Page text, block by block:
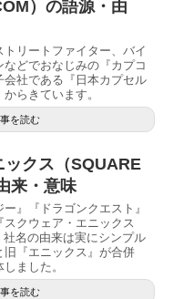
）の語源・由
リートファイター、バイ
どでおなじみの『カプコ
会社である『日本カプセル
らきています。
を読む
ックス（SQUARE
来・意味
』『ドラゴンクエスト』
クウェア・エニックス
社名の由来は実にシンプル
『エニックス』が合併
ました。
を読む